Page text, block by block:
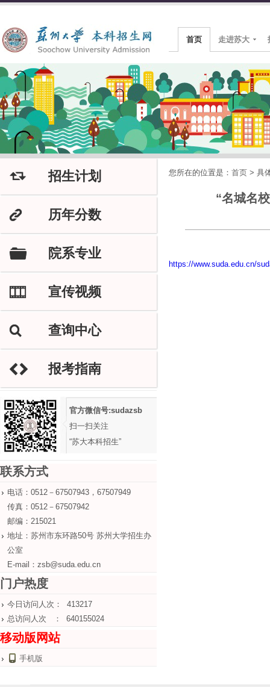
首页 走进苏大
J 招生计划
K 历年分数
F 院系专业
M 宣传视频
L 查询中心
H 报考指南
官方微信号:sudazsb
扫一扫关注
“苏大本科招生”
联系方式
电话：0512－67507943，67507949
传真：0512－67507942
邮编：215021
地址：苏州市东环路50号 苏州大学招生办
公室
E-mail：zsb@suda.edu.cn
门户热度
今日访问人次： 413217
总访问人次 ： 640155024
移动版网站
手机版
您所在的位置是： 首页 > 具
“名城名
https://www.suda.edu.cn/